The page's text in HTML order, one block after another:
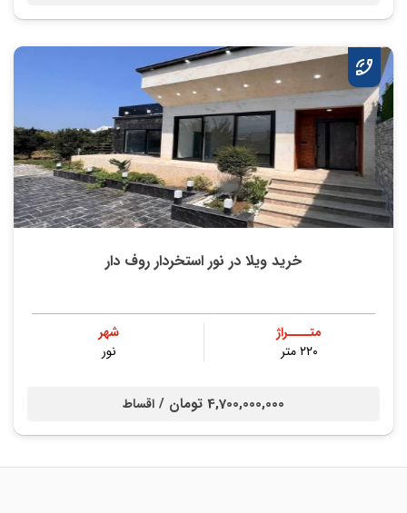
خرید ویلا در نور استخردار روف دار
متــــراژ
۲۲۰ متر
شهر
نور
4,700,000,000 تومان / اقساط